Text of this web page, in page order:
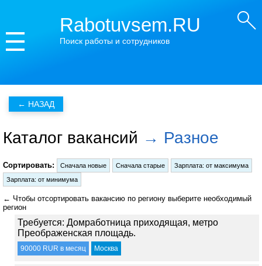
Rabotuvsem.RU
Поиск работы и сотрудников
Каталог вакансий → Разное
Сортировать:
← Чтобы отсортировать вакансию по региону выберите необходимый
регион
Требуется: Домработница приходящая, метро
Преображенская площадь.
90000 RUR в месяц Москва